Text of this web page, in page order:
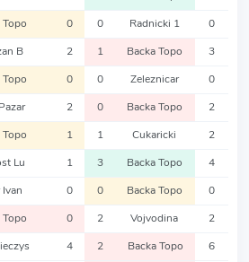
Topo 0 0 Radnicki 1 0
B 2 1 Backa Topo 3
Topo 0 0 Zeleznicar 0
2 0 Backa Topo 2
Topo 1 1 Cukaricki 2
Lu 1 3 Backa Topo 4
Ivan 0 0 Backa Topo 0
Topo 0 2 Vojvodina 2
4 2 Backa Topo 6